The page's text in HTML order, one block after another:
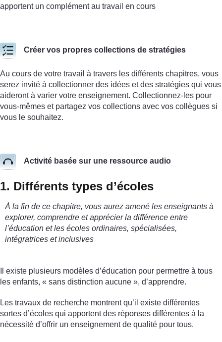
apportent un complément au travail en cours
Créer vos propres collections de stratégies
Au cours de votre travail à travers les différents chapitres, vous
serez invité à collectionner des idées et des stratégies qui vous
aideront à varier votre enseignement. Collectionnez-les pour
vous-mêmes et partagez vos collections avec vos collègues si
vous le souhaitez.
Activité basée sur une ressource audio
1. Différents types d’écoles
À la fin de ce chapitre, vous aurez amené les enseignants à
explorer, comprendre et apprécier la différence entre
l’éducation et les écoles ordinaires, spécialisées,
intégratrices et inclusives
Il existe plusieurs modèles d’éducation pour permettre à tous
les enfants, « sans distinction aucune », d’apprendre.
Les travaux de recherche montrent qu’il existe différentes
sortes d’écoles qui apportent des réponses différentes à la
nécessité d’offrir un enseignement de qualité pour tous.